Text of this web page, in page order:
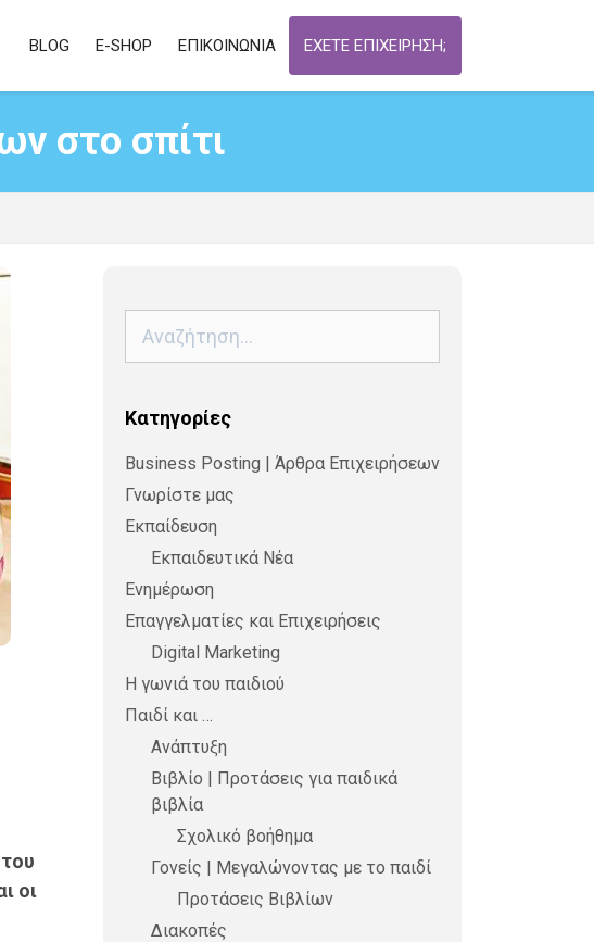
BLOG E-SHOP ΕΠΙΚΟΙΝΩΝΙΑ ΕΧΕΤΕ ΕΠΙΧΕΙΡΗΣΗ;
στο σπίτι
οι
για:
Kατηγορίες
Business Posting | Άρθρα Επιχειρήσεων
Γνωρίστε μας
Εκπαίδευση
Εκπαιδευτικά Νέα
Ενημέρωση
Επαγγελματίες και Επιχειρήσεις
Digital Marketing
Η γωνιά του παιδιού
Παιδί και …
Ανάπτυξη
Βιβλίο | Προτάσεις για παιδικά
βιβλία
Σχολικό βοήθημα
Γονείς | Μεγαλώνοντας με το παιδί
Προτάσεις Βιβλίων
Διακοπές